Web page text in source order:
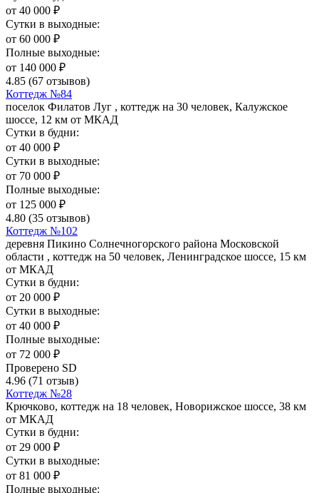
от 40 000 ₽
Сутки в выходные:
от 60 000 ₽
Полные выходные:
от 140 000 ₽
4.85 (67 отзывов)
Коттедж №84
поселок Филатов Луг , коттедж на 30 человек, Калужское
шоссе, 12 км от МКАД
Сутки в будни:
от 40 000 ₽
Сутки в выходные:
от 70 000 ₽
Полные выходные:
от 125 000 ₽
4.80 (35 отзывов)
Коттедж №102
деревня Пикино Солнечногорского района Московской
области , коттедж на 50 человек, Ленинградское шоссе, 15 км
от МКАД
Сутки в будни:
от 20 000 ₽
Сутки в выходные:
от 40 000 ₽
Полные выходные:
от 72 000 ₽
Проверено SD
4.96 (71 отзыв)
Коттедж №28
Крючково, коттедж на 18 человек, Новорижское шоссе, 38 км
от МКАД
Сутки в будни:
от 29 000 ₽
Сутки в выходные:
от 81 000 ₽
Полные выходные: